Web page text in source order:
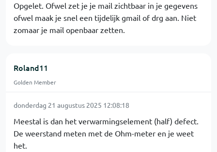
Opgelet. Ofwel zet je je mail zichtbaar in je gegevens
ofwel maak je snel een tijdelijk gmail of drg aan. Niet
zomaar je mail openbaar zetten.
Roland11
Golden Member
donderdag 21 augustus 2025 12:08:18
Meestal is dan het verwarmingselement (half) defect.
De weerstand meten met de Ohm-meter en je weet
het.